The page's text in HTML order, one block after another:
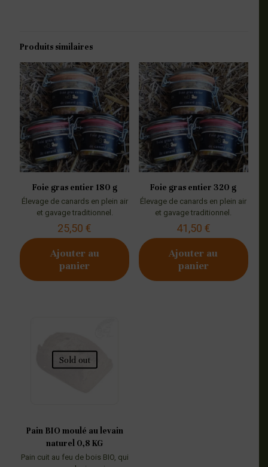
Produits similaires
Foie gras entier 180 g
Élevage de canards en plein air
et gavage traditionnel.
25,50€
Ajouter au
panier
Foie gras entier 320 g
Élevage de canards en plein air
et gavage traditionnel.
41,50 €
Ajouter au
panier
Sold out
Pain BIO moulé au levain
naturel 0,8 KG
Pain cuit au feu de bois BIO, qui